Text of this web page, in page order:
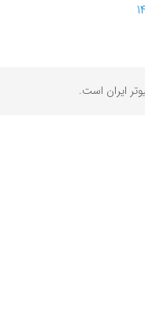
ایران است.